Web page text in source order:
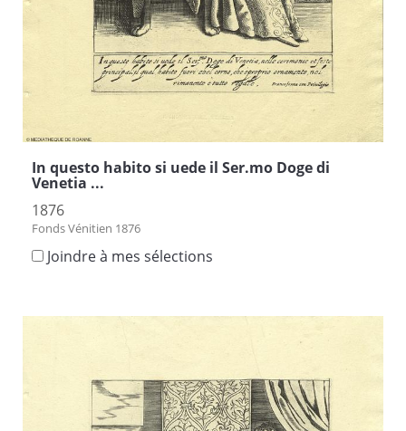
In questo habito si uede il Ser.mo Doge di
Venetia ...
1876
Fonds Vénitien 1876
Joindre à mes sélections